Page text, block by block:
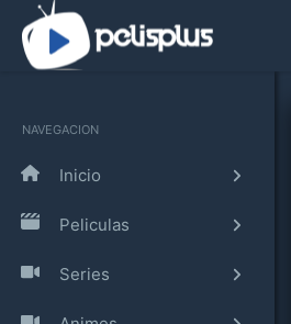
NAVEGACION
Inicio
Peliculas
Series